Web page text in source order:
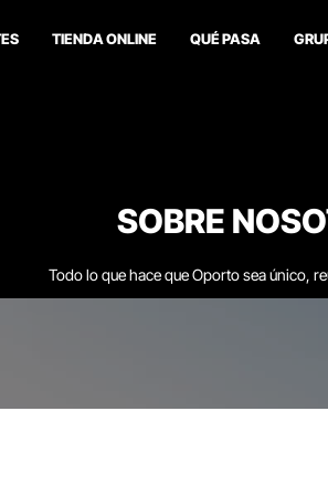
TIENDA ONLINE QUÉ PASA
SOBRE
Todo lo que hace que Oporto sea único,